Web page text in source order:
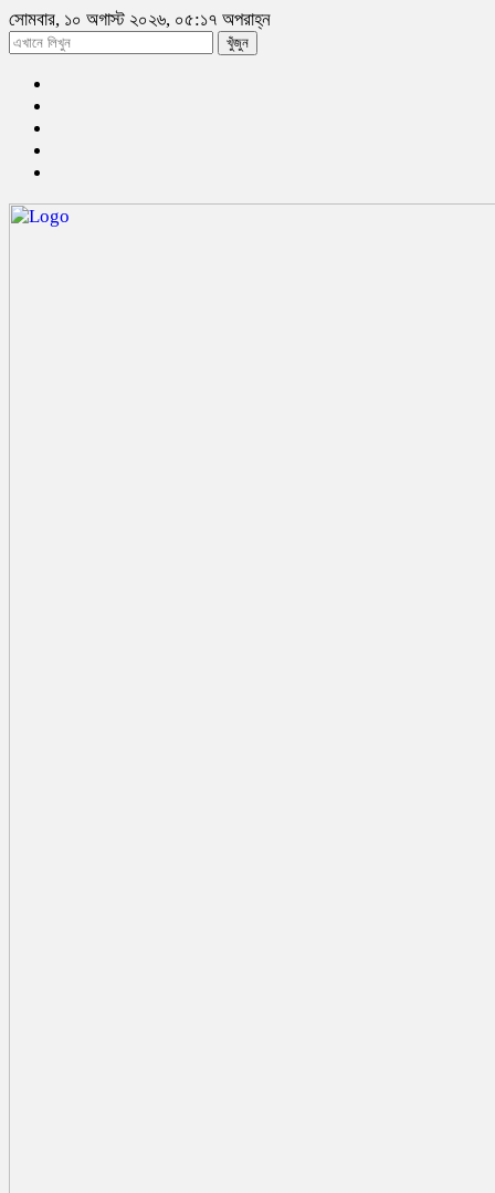
সোমবার, ১০ অগাস্ট ২০২৬, ০৫:১৭ অপরাহ্ন
খুঁজুন